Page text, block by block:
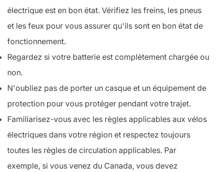
électrique est en bon état. Vérifiez les freins, les pneus
et les feux pour vous assurer qu'ils sont en bon état de
fonctionnement.
Regardez si votre batterie est complètement chargée ou
non.
N'oubliez pas de porter un casque et un équipement de
protection pour vous protéger pendant votre trajet.
Familiarisez-vous avec les règles applicables aux vélos
électriques dans votre région et respectez toujours
toutes les règles de circulation applicables. Par
exemple, si vous venez du Canada, vous devez